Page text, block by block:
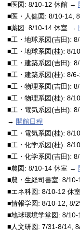
■医図: 8/10-12 休館 →
■医・人健図: 8/10-14,
■薬図: 8/10-14 休室 →
■工・地球系図(吉田):
■工・地球系図(桂): 8/
■工・建築系図(吉田):
■工・建築系図(桂): 8/
■工・物理系図(吉田):
■工・物理系図(桂): 8/
■工・電気系図(吉田):
→ 開館日程
■工・電気系図(桂): 8/
■工・化学系図(桂): 8/
■工・化学系図(吉田):
■農図: 8/10-14 休室 →
■農・生経司書室: 8/
■エネ科図: 8/10-12 休
■情報学図: 8/10-12, 8/
■地球環境学堂図: 8/
■人文研図: 7/31-8/14,